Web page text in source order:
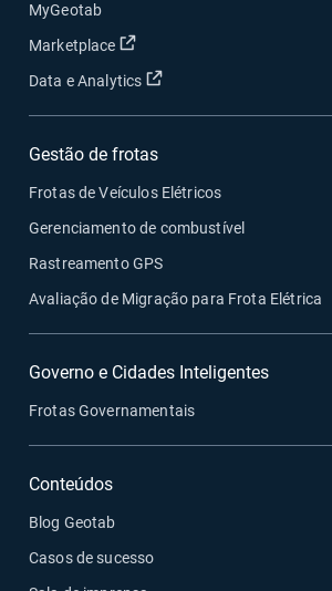
MyGeotab
Marketplace
Abrir em uma nova janela
Data e Analytics Abrir em uma nova janela
Gestão de frotas
Frotas de Veículos Elétricos
Gerenciamento de combustível
Rastreamento GPS
Avaliação de Migração para Frota Elétrica
Governo e Cidades Inteligentes
Frotas Governamentais
Conteúdos
Blog Geotab
Casos de sucesso